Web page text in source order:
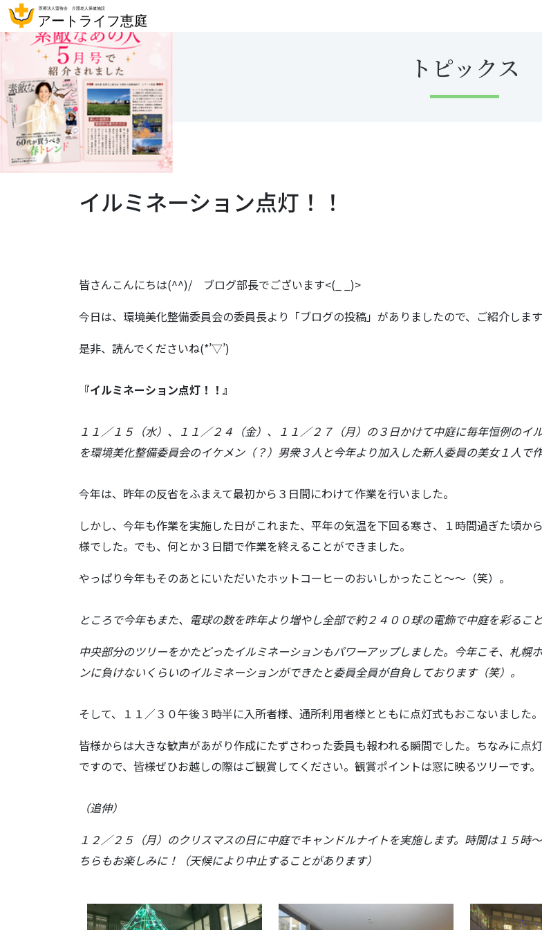
トピックス
イルミネーション点灯！！
皆さんこんにちは(^^)/ ブログ部長でございます<(_ _)>
今日は、環境美化整備委員会の委員長より「ブログの投稿」がありましたので、ご紹介します
是非、読んでくださいね(*’▽’)
『イルミネーション点灯！！』
１１／１５（水）、１１／２４（金）、１１／２７（月）の３日かけて中庭に毎年恒例のイ
を環境美化整備委員会のイケメン（？）男衆３人と今年より加入した新人委員の美女１人で
今年は、昨年の反省をふまえて最初から３日間にわけて作業を行いました。
しかし、今年も作業を実施した日がこれまた、平年の気温を下回る寒さ、１時間過ぎた頃か
様でした。でも、何とか３日間で作業を終えることができました。
やっぱり今年もそのあとにいただいたホットコーヒーのおいしかったこと～～（笑）。
ところで今年もまた、電球の数を昨年より増やし全部で約２４００球の電飾で中庭を彩るこ
中央部分のツリーをかたどったイルミネーションもパワーアップしました。今年こそ、札幌
ンに負けないくらいのイルミネーションができたと委員全員が自負しております（笑）。
そして、１１／３０午後３時半に入所者様、通所利用者様とともに点灯式もおこないました。
皆様からは大きな歓声があがり作成にたずさわった委員も報われる瞬間でした。ちなみに点
ですので、皆様ぜひお越しの際はご観賞してください。観賞ポイントは窓に映るツリーです。
（追伸）
１２／２５（月）のクリスマスの日に中庭でキャンドルナイトを実施します。時間は１５時
ちらもお楽しみに！（天候により中止することがあります）